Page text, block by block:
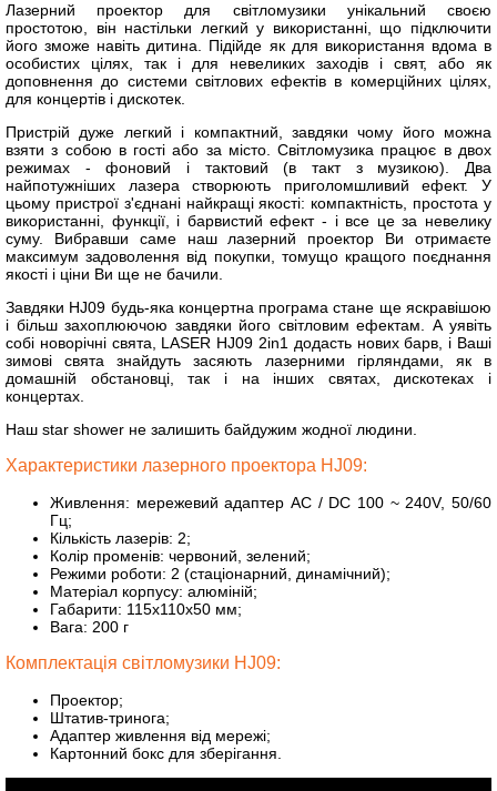
Лазерний проектор для світломузики унікальний своєю
простотою, він настільки легкий у використанні, що підключити
його зможе навіть дитина. Підійде як для використання вдома в
особистих цілях, так і для невеликих заходів і свят, або як
доповнення до системи світлових ефектів в комерційних цілях,
для концертів і дискотек.
Пристрій дуже легкий і компактний, завдяки чому його можна
взяти з собою в гості або за місто. Світломузика працює в двох
режимах - фоновий і тактовий (в такт з музикою). Два
найпотужніших лазера створюють приголомшливий ефект. У
цьому пристрої з'єднані найкращі якості: компактність, простота у
використанні, функції, і барвистий ефект - і все це за невелику
суму. Вибравши саме наш лазерний проектор Ви отримаєте
максимум задоволення від покупки, томущо кращого поєднання
якості і ціни Ви ще не бачили.
Завдяки HJ09 будь-яка концертна програма стане ще яскравішою
і більш захоплюючою завдяки його світловим ефектам. А уявіть
собі новорічні свята, LASER HJ09 2in1 додасть нових барв, і Ваші
зимові свята знайдуть засяють лазерними гірляндами, як в
домашній обстановці, так і на інших святах, дискотеках і
концертах.
Наш star shower не залишить байдужим жодної людини.
Характеристики лазерного проектора HJ09:
Живлення: мережевий адаптер АС / DC 100 ~ 240V, 50/60
Гц;
Кількість лазерів: 2;
Колір променів: червоний, зелений;
Режими роботи: 2 (стаціонарний, динамічний);
Матеріал корпусу: алюміній;
Габарити: 115х110х50 мм;
Вага: 200 г
Комплектація світломузики HJ09:
Проектор;
Штатив-тринога;
Адаптер живлення від мережі;
Картонний бокс для зберігання.